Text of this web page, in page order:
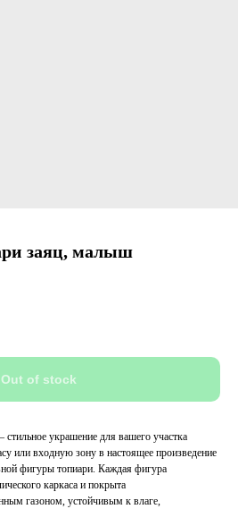
заяц, малыш
Out of stock
украшение для вашего участка
или входную зону в настоящее произведение
фигуры топиари. Каждая фигура
каркаса и покрыта
газоном, устойчивым к влаге,